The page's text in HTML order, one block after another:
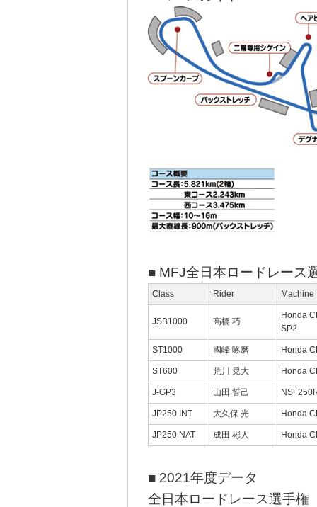
■ MFJ全日本ロードレース
Class Rider Machine
JSB1000 高橋 巧
Honda
SP2
ST1000 國峰 啄磨 Honda
ST600 荒川 晃大 Honda
J-GP3 山田 誓己
JP250 INT 大久保 光 Honda
JP250 NAT 成田 彬人 Honda
■ 2021年度データ
全日本ロードレース選手